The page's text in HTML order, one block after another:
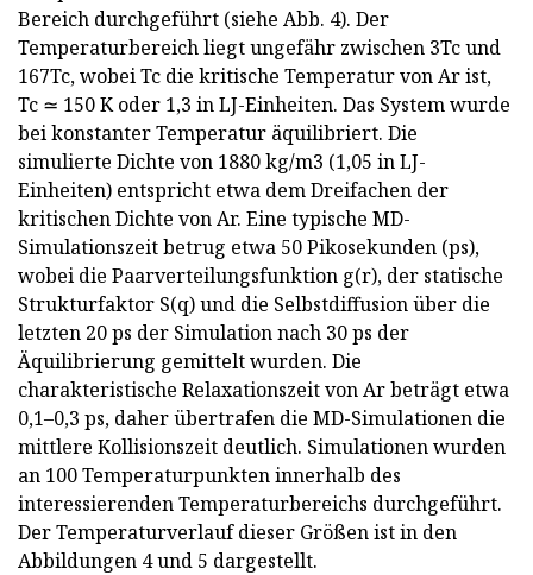
Bereich durchgeführt (siehe Abb. 4). Der
Temperaturbereich liegt ungefähr zwischen 3Tc und
167Tc, wobei Tc die kritische Temperatur von Ar ist,
Tc ≃ 150 K oder 1,3 in LJ-Einheiten. Das System wurde
bei konstanter Temperatur äquilibriert. Die
simulierte Dichte von 1880 kg/m3 (1,05 in LJ-
Einheiten) entspricht etwa dem Dreifachen der
kritischen Dichte von Ar. Eine typische MD-
Simulationszeit betrug etwa 50 Pikosekunden (ps),
wobei die Paarverteilungsfunktion g(r), der statische
Strukturfaktor S(q) und die Selbstdiffusion über die
letzten 20 ps der Simulation nach 30 ps der
Äquilibrierung gemittelt wurden. Die
charakteristische Relaxationszeit von Ar beträgt etwa
0,1–0,3 ps, daher übertrafen die MD-Simulationen die
mittlere Kollisionszeit deutlich. Simulationen wurden
an 100 Temperaturpunkten innerhalb des
interessierenden Temperaturbereichs durchgeführt.
Der Temperaturverlauf dieser Größen ist in den
Abbildungen 4 und 5 dargestellt.